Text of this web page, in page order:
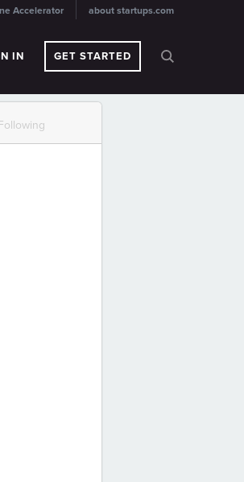
about startups.com
Accelerator
IN GET STARTED